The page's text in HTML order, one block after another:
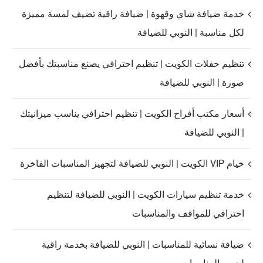
خدمة ضيافة شاي وقهوة | ضيافة راقية تضيف لمسة مميزة
لكل مناسبة | النوبي للضيافة
تنظيم حفلات الكويت | تنظيم احترافي يصنع مناسبتك بأفضل
صورة | النوبي للضيافة
أسعار مكتب أفراح الكويت | تنظيم احترافي يناسب ميزانيتك
| النوبي للضيافة
خيام VIP الكويت | النوبي للضيافة لتجهيز المناسبات الفاخرة
خدمة تنظيم سيارات الكويت | النوبي للضيافة لتنظيم
احترافي للمواقف والمناسبات
ضيافة نسائية للمناسبات | النوبي للضيافة بخدمة راقية